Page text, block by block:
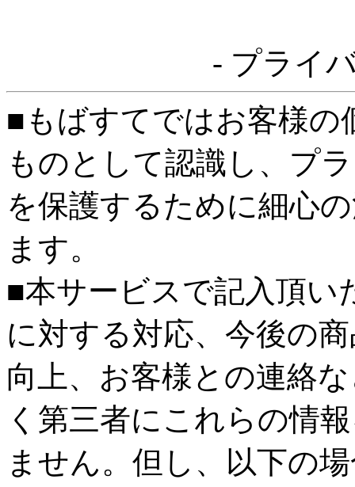
- プライ
■もばすてではお客様の
ものとして認識し、プ
を保護するために細心
ます。
■本サービスで記入頂い
に対する対応、今後の
向上、お客様との連絡
く第三者にこれらの情
ません。但し、以下の